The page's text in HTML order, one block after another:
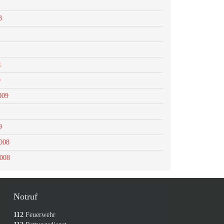
Notruf
112Feuerwehr